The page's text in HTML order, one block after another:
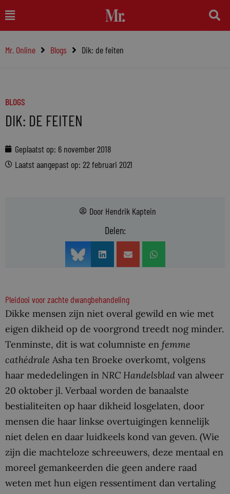
naar
inhoud
Main
Menu
Mr. Online Blogs Dik: de feiten
BLOGS
DIK: DE FEITEN
Geplaatst op: 6 november 2018
Laatst aangepast op: 22 februari 2021
Door Hendrik Kaptein
Delen:
Pleidooi voor zachte dwangbehandeling
Dikke mensen zijn niet overal gewild en wie met
eigen dikheid op de voorgrond treedt nog minder.
Tenminste, dit is wat columniste en femme
cathédrale Asha ten Broeke overkomt, volgens
haar mededelingen in NRC Handelsblad van alweer
20 oktober jl. Verbaal worden de banaalste
bestialiteiten op haar dikheid losgelaten, door
mensen die haar linkse overtuigingen kennelijk
niet delen en daar luidkeels kond van geven. (Wie
zijn die machteloze schreeuwers, deze mentaal en
moreel gemankeerden die geen andere raad
weten met hun eigen ressentiment dan vertaling